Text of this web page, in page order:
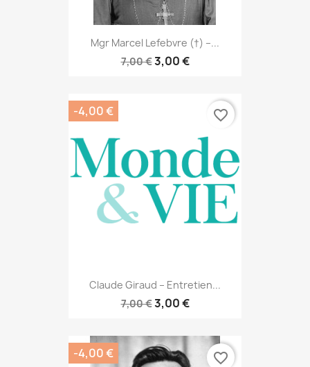
Mgr Marcel Lefebvre (†) –...
7,00 €3,00 €
Claude Giraud – Entretien...
7,00 €3,00 €
-4,00 € favorite_border
-4,00 € favorite_border